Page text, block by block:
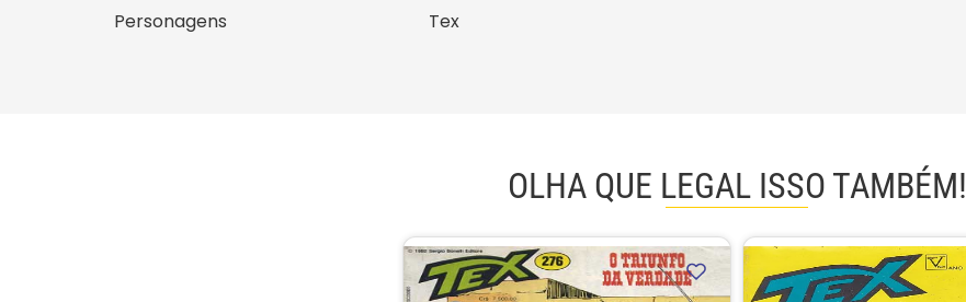
Personagens Tex
OLHA QUE LEGAL ISSO TAMBÉM!